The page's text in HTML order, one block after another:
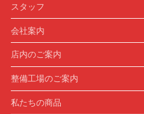
スタッフ
会社案内
店内のご案内
整備工場のご案内
私たちの商品